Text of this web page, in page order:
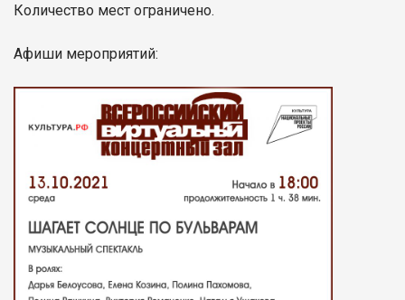
Количество мест ограничено.
Афиши мероприятий: